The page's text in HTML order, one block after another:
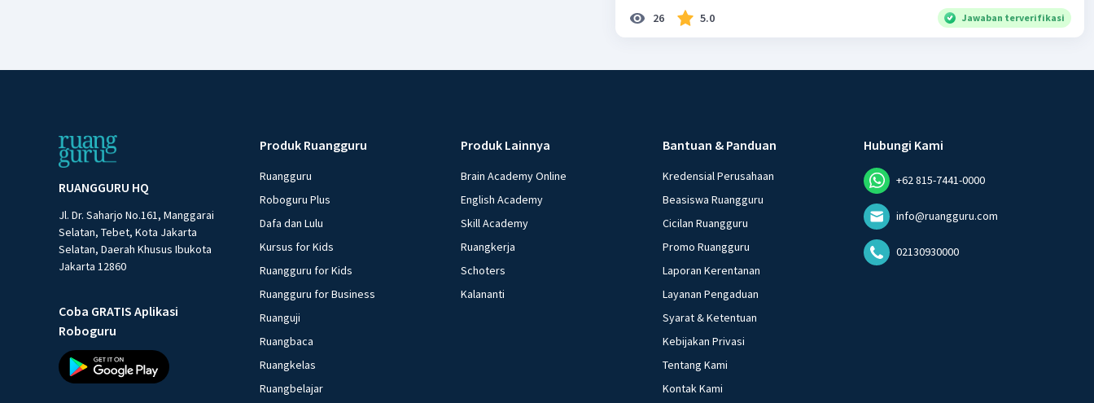
26 5.0 Jawaban terverifikasi
RUANGGURU HQ
Jl. Dr. Saharjo No.161, Manggarai
Selatan, Tebet, Kota Jakarta
Selatan, Daerah Khusus Ibukota
Jakarta 12860
Coba GRATIS Aplikasi
Roboguru
Produk Ruangguru
Ruangguru
Roboguru Plus
Dafa dan Lulu
Kursus for Kids
Ruangguru for Kids
Ruangguru for Business
Ruanguji
Ruangbaca
Ruangkelas
Ruangbelajar
Produk Lainnya
Brain Academy Online
English Academy
Skill Academy
Ruangkerja
Schoters
Kalananti
Bantuan & Panduan
Kredensial Perusahaan
Beasiswa Ruangguru
Cicilan Ruangguru
Promo Ruangguru
Laporan Kerentanan
Layanan Pengaduan
Syarat & Ketentuan
Kebijakan Privasi
Tentang Kami
Kontak Kami
Hubungi Kami
+62 815-7441-0000
info@ruangguru.com
02130930000